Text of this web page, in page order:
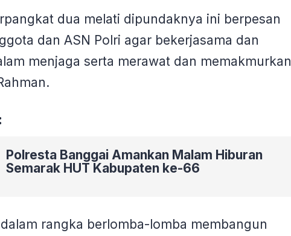
dua melati dipundaknya ini berpesan
dan ASN Polri agar bekerjasama dan
menjaga serta merawat dan memakmurkan
Polresta Banggai Amankan Malam Hiburan
Semarak HUT Kabupaten ke-66
rangka berlomba-lomba membangun